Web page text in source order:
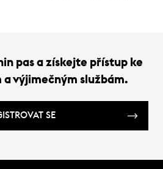
pas a získejte přístup ke
a výjimečným službám.
SE